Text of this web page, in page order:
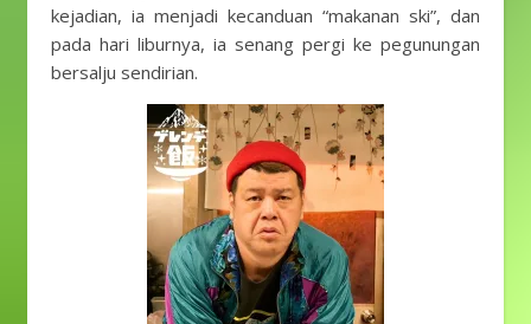
kejadian, ia menjadi kecanduan “makanan ski”, dan
pada hari liburnya, ia senang pergi ke pegunungan
bersalju sendirian.